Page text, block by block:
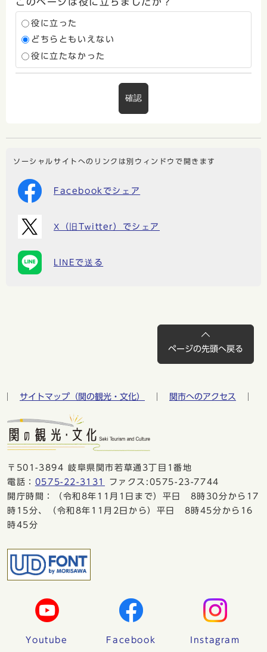
このページは役に立ちましたか？
役に立った
どちらともいえない
役に立たなかった
確認
ソーシャルサイトへのリンクは別ウィンドウで開きます
Facebookでシェア
X（旧Twitter）でシェア
LINEで送る
ページの先頭へ戻る
サイトマップ（関の観光・文化） 関市へのアクセス
〒501-3894 岐阜県関市若草通3丁目1番地
電話： 0575-22-3131
ファクス:0575-23-7744
開庁時間：（令和8年11月1日まで）平日 8時30分から17
時15分、（令和8年11月2日から）平日 8時45分から16
時45分
Youtube Facebook Instagram